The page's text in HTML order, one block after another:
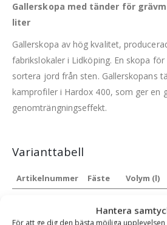
Hantera
För att ge dig den bästa möjliga
Gallerskopa med tänder för
liter
Gallerskopa av hög kvalitet,
fabrikslokaler i Lidköping. En skopa
sortera jord från sten. Gallerskopans
kamprofiler i Hardox 400, som ger en
genomträngningseffekt.
Varianttabell
Artikelnummer Fäste Volym (l)